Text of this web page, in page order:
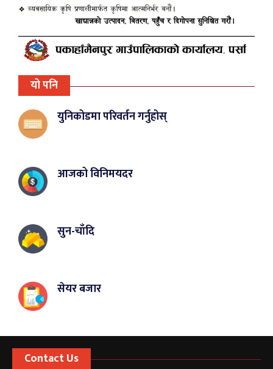
यो पनि
युनिकोडमा परिवर्तन गर्नुहोस्
आजको विनिमयदर
सुन-चाँदि
सेयर बजार
Contact Us